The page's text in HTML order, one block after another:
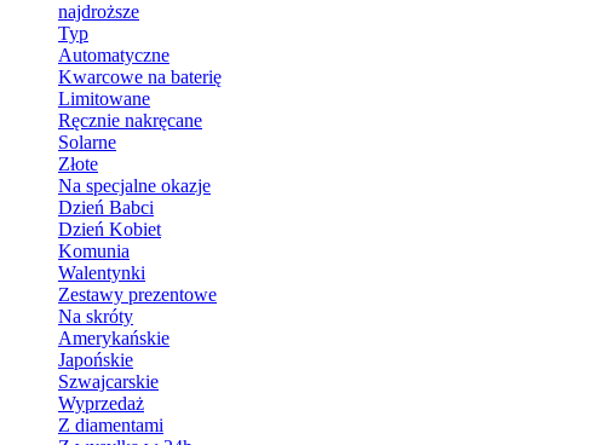
najdroższe
Typ
Automatyczne
Kwarcowe na baterię
Limitowane
Ręcznie nakręcane
Solarne
Złote
Na specjalne okazje
Dzień Babci
Dzień Kobiet
Komunia
Walentynki
Zestawy prezentowe
Na skróty
Amerykańskie
Japońskie
Szwajcarskie
Wyprzedaż
Z diamentami